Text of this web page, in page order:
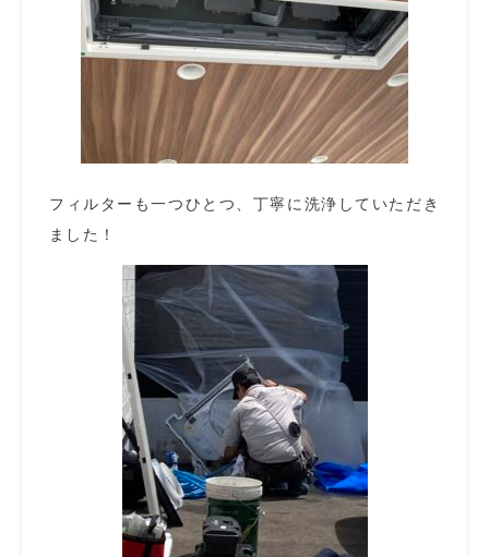
フィルターも一つひとつ、丁寧に洗浄していただき
ました！